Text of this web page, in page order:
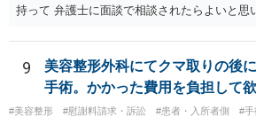
持って 弁護士に面談で相談されたらよいと思
9
美容整形外科にてクマ取りの後
手術。かかった費用を負担して欲
#美容整形 #慰謝料請求・訴訟 #患者・入所者側 #手